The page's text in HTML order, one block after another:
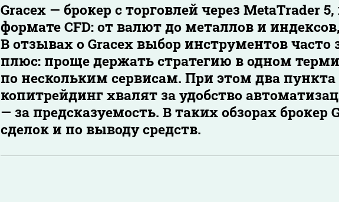
Gracex — брокер с торговлей через MetaTrader
формате CFD: от валют до металлов и
В отзывах о Gracex выбор инструментов
плюс: проще держать стратегию в одном
по нескольким сервисам. При этом два
копитрейдинг хвалят за удобство
— за предсказуемость. В таких обзорах брокер
сделок и по выводу средств.